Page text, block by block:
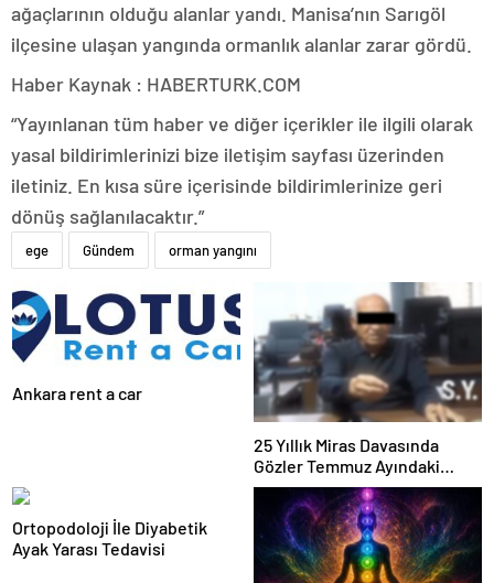
ağaçlarının olduğu alanlar yandı. Manisa’nın Sarıgöl
ilçesine ulaşan yangında ormanlık alanlar zarar gördü.
Haber Kaynak : HABERTURK.COM
“Yayınlanan tüm haber ve diğer içerikler ile ilgili olarak
yasal bildirimlerinizi bize iletişim sayfası üzerinden
iletiniz. En kısa süre içerisinde bildirimlerinize geri
dönüş sağlanılacaktır.”
ege Gündem orman yangını
Ankara rent a car
25 Yıllık Miras Davasında
Gözler Temmuz Ayındaki
Karar Duruşmasına Çevrildi
Ortopodoloji İle Diyabetik
Ayak Yarası Tedavisi